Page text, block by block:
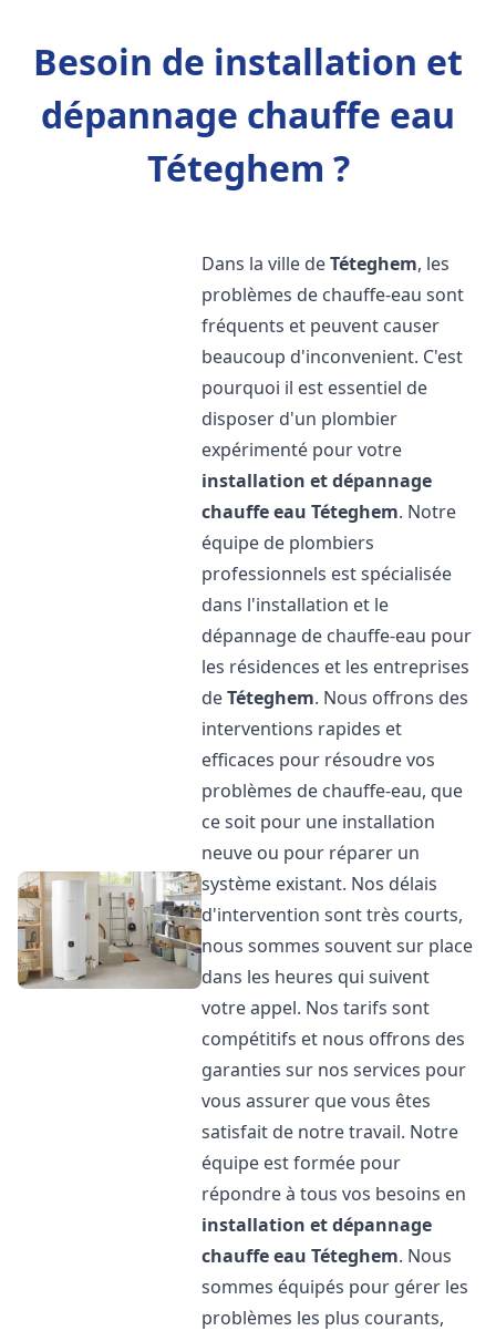
Besoin de installation et
dépannage chauffe eau
Téteghem ?
Dans la ville deTéteghem, les
problèmes de chauffe-eau sont
fréquents et peuvent causer
beaucoup d'inconvenient. C'est
pourquoi il est essentiel de
disposer d'un plombier
expérimenté pour votre
installation et dépannage
chauffe eau Téteghem. Notre
équipe de plombiers
professionnels est spécialisée
dans l'installation et le
dépannage de chauffe-eau pour
les résidences et les entreprises
deTéteghem. Nous offrons des
interventions rapides et
efficaces pour résoudre vos
problèmes de chauffe-eau, que
ce soit pour une installation
neuve ou pour réparer un
système existant. Nos délais
d'intervention sont très courts,
nous sommes souvent sur place
dans les heures qui suivent
votre appel. Nos tarifs sont
compétitifs et nous offrons des
garanties sur nos services pour
vous assurer que vous êtes
satisfait de notre travail. Notre
équipe est formée pour
répondre à tous vos besoins en
installation et dépannage
chauffe eau Téteghem. Nous
sommes équipés pour gérer les
problèmes les plus courants,